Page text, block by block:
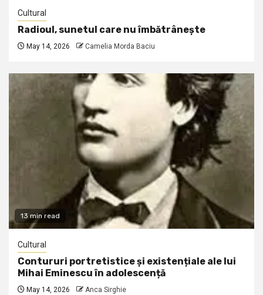
Cultural
Radioul, sunetul care nu îmbătrânește
May 14, 2026 Camelia Morda Baciu
13 min read
Cultural
Contururi portretistice și existențiale ale lui
Mihai Eminescu în adolescență
May 14, 2026 Anca Sirghie